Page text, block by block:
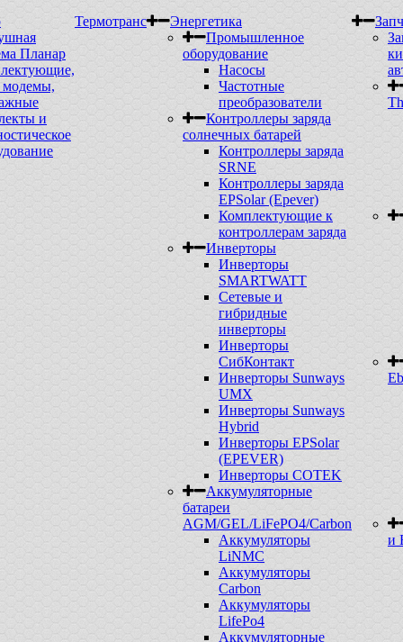
Планар
модемы,
и
Термотранс
Энергетика
Промышленное
оборудование
Насосы
Частотные
преобразователи
Контроллеры заряда
солнечных батарей
Контроллеры заряда
SRNE
Контроллеры заряда
EPSolar (Epever)
Комплектующие к
контроллерам заряда
Инверторы
Инверторы
SMARTWATT
Сетевые и
гибридные
инверторы
Инверторы
СибКонтакт
Инверторы Sunways
UMX
Инверторы Sunways
Hybrid
Инверторы EPSolar
(EPEVER)
Инверторы COTEK
Аккумуляторные
батареи
AGM/GEL/LiFePO4/Carbon
Аккумуляторы
LiNMC
Аккумуляторы
Carbon
Аккумуляторы
LifePo4
Аккумуляторные
и